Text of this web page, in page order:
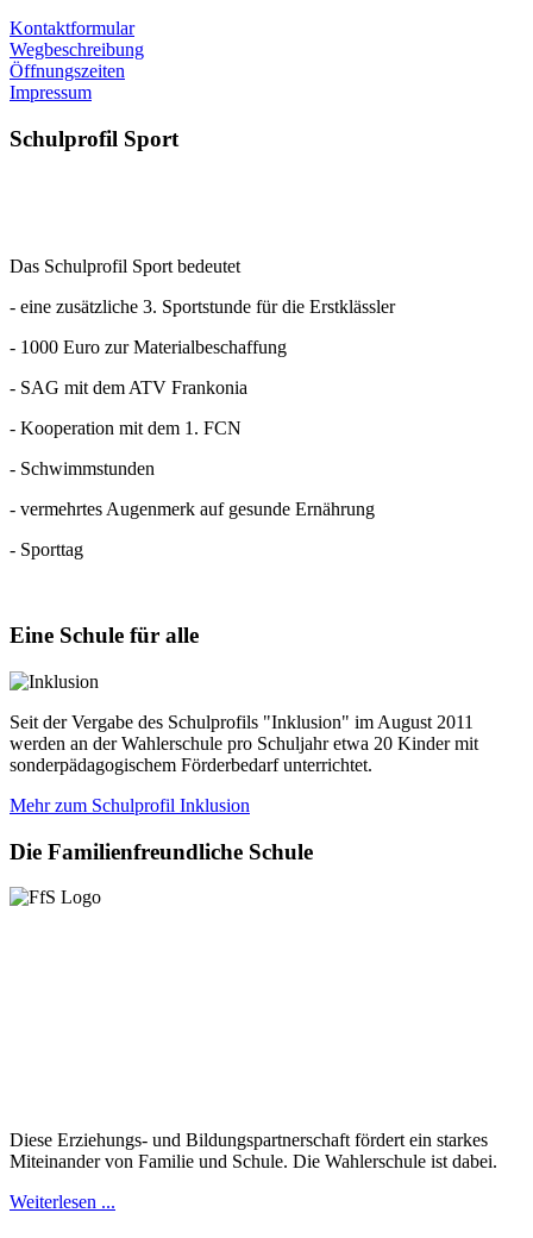
Kontaktformular
Wegbeschreibung
Öffnungszeiten
Impressum
Schulprofil Sport
Das Schulprofil Sport bedeutet
- eine zusätzliche 3. Sportstunde für die Erstklässler
- 1000 Euro zur Materialbeschaffung
- SAG mit dem ATV Frankonia
- Kooperation mit dem 1. FCN
- Schwimmstunden
- vermehrtes Augenmerk auf gesunde Ernährung
- Sporttag
Eine Schule für alle
Seit der Vergabe des Schulprofils "Inklusion" im August 2011
werden an der Wahlerschule pro Schuljahr etwa 20 Kinder mit
sonderpädagogischem Förderbedarf unterrichtet.
Mehr zum Schulprofil Inklusion
Die Familienfreundliche Schule
Diese Erziehungs- und Bildungspartnerschaft fördert ein starkes
Miteinander von Familie und Schule. Die Wahlerschule ist dabei.
Weiterlesen ...